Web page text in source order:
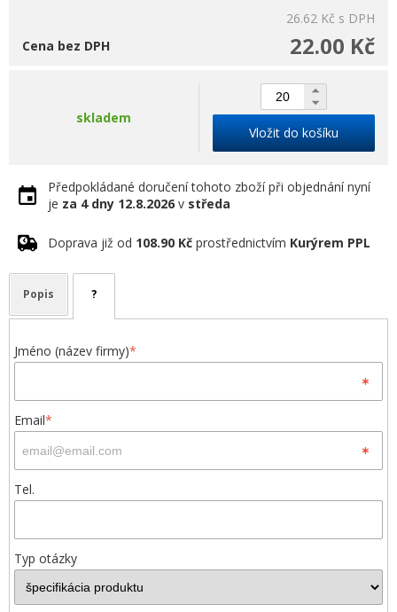
26.62 Kč s DPH
22.00 Kč
Cena bez DPH
skladem
Vložit do košíku
Předpokládané doručení tohoto zboží při objednání nyní
je za 4 dny 12.8.2026 v středa
Doprava již od 108.90 Kč prostřednictvím Kurýrem PPL
Popis ?
Jméno (název firmy)*
Email*
Tel.
Typ otázky